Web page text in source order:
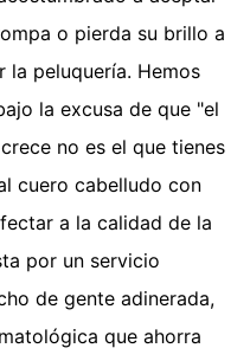
o pierda su brillo a
la peluquería. Hemos
la excusa de que "el
no es el que tienes
cuero cabelludo con
a la calidad de la
por un servicio
de gente adinerada,
que ahorra